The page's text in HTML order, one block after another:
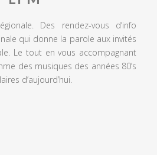
Des rendez-vous d’info
qui donne la parole aux invités
Le tout en vous accompagnant
des musiques des années 80’s
d’aujourd’hui.